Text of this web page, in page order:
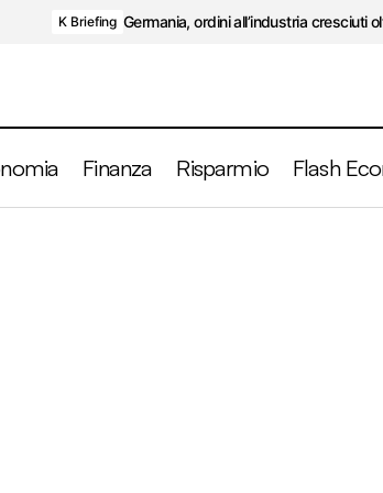
K Briefing Germania, ordini all’industria cresciuti
Finanza Risparmio Flash